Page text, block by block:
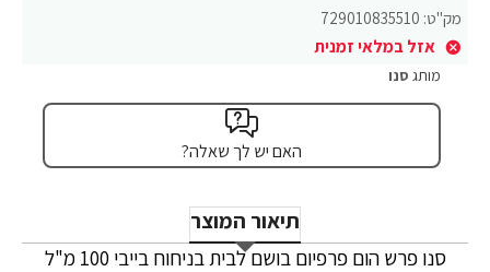
מק"ט: 729010835510
אזל במלאי זמנית
מותג סנו
האם יש לך שאלה?
תיאור המוצר
סנו פרש הום פרפיום בושם לבית בניחוח בייבי 100 מ"ל